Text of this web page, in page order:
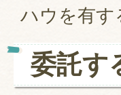
ハウを有す
委託す